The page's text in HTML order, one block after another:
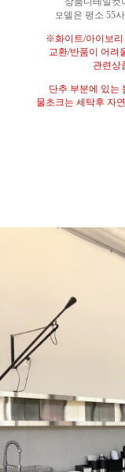
모 델은 평소 55
※화이트/아이보리
교환/반품이 어려
관련상
단추 부분에 있는
물초크는 세탁후 자